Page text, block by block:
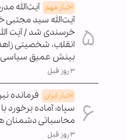
اخبار مهم آیت‌الله
آیت‌الله سید مجتبی
خرسندی شد / آیت
انقلاب، شخصیتی
بینش عمیق
۳ روز قبل
اخبار ایران فرمانده
سپاه: آماده برخورد
محاسباتی دشمنان
۳ روز قبل